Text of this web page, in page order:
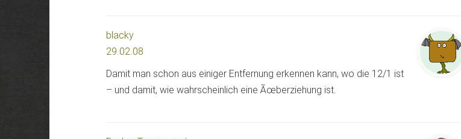
blacky
29.02.08
Damit man schon aus einiger Entfernung erkennen kann, wo die 12/1 ist
– und damit, wie wahrscheinlich eine Ãœberziehung ist.